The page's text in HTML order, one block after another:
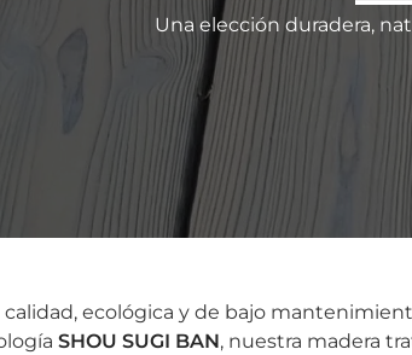
Una elección duradera,
ecológica y de bajo
SHOU SUGI BAN, nuestra madera